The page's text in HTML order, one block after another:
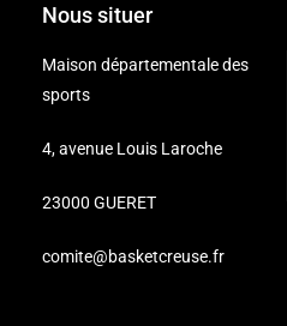
Nous situer
Maison départementale des
sports
4, avenue Louis Laroche
23000 GUERET
comite@basketcreuse.fr